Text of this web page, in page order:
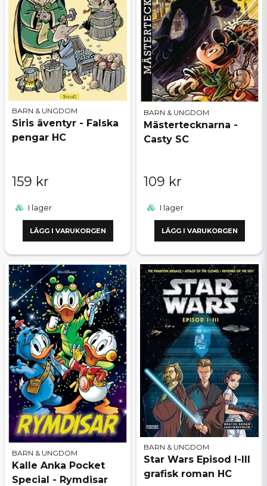
BARN & UNGDOM
Siris äventyr - Falska
pengar HC
159 kr
I lager
LÄGG I VARUKORGEN
BARN & UNGDOM
Mästertecknarna -
Casty SC
109 kr
I lager
LÄGG I VARUKORGEN
BARN & UNGDOM
Kalle Anka Pocket
Special - Rymdisar
BARN & UNGDOM
Star Wars Episod I-III
grafisk roman HC